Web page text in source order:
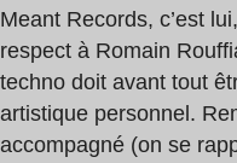
Meant Records, c’est
respect à Romain
techno doit avant tout
artistique personnel.
accompagné (on se